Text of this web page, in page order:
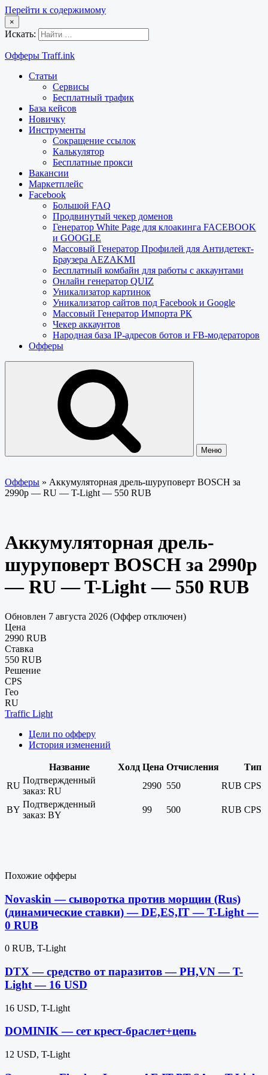
Перейти к содержимому
×
Искать:
Офферы Traff.ink
Статьи
Сервисы
Бесплатный трафик
База кейсов
Новичку
Инструменты
Сокращение ссылок
Калькулятор
Бесплатные прокси
Вакансии
Маркетплейс
Facebook
Большой FAQ
Продвинутый чекер доменов
Генератор White Page для клоакинга FACEBOOK
и GOOGLE
Массовый Генератор Профилей для Антидетект-
Браузера AEZAKMI
Бесплатный комбайн для работы с аккаунтами
Онлайн генератор QUIZ
Уникализатор картинок
Уникализатор сайтов под Facebook и Google
Массовый Генератор Импорта РК
Чекер аккаунтов
Народная база IP-адресов ботов и FB-модераторов
Офферы
Меню
Офферы » Аккумуляторная дрель-шуруповерт BOSCH за
2990р — RU — T-Light — 550 RUB
Аккумуляторная дрель-
шуруповерт BOSCH за 2990р
— RU — T-Light — 550 RUB
Обновлен 7 августа 2026 (Оффер отключен)
Цена
2990 RUB
Ставка
550 RUB
Решение
CPS
Гео
RU
Traffic Light
Цели по офферу
История изменений
Название Холд Цена Отчисления
Тип
RU
Подтвержденный
заказ: RU
2990 550 RUB CPS
BY
Подтвержденный
заказ: BY
99 500 RUB CPS
Похожие офферы
Novaskin — сыворотка против морщин (Rus)
(динамические ставки) — DE,ES,IT — T-Light —
0 RUB
0 RUB, T-Light
DTX — средство от паразитов — PH,VN — T-
Light — 16 USD
16 USD, T-Light
DOMINIK — сет крест-браслет+цепь
12 USD, T-Light